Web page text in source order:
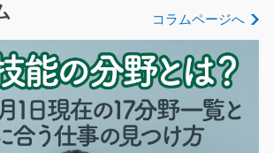
気になる
庫でチルド食品の箱詰/y08_00544
コラムページへ